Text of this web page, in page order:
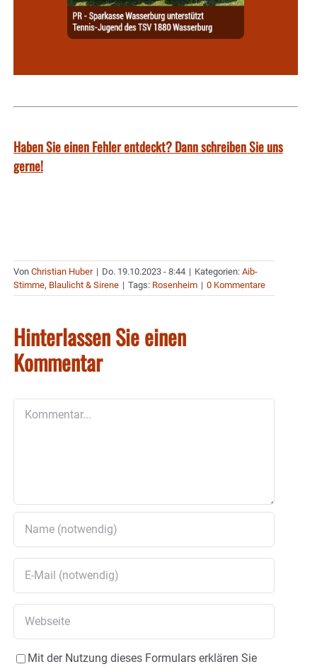
Haben Sie einen Fehler entdeckt? Dann schreiben Sie uns
gerne!
Von Christian Huber | Do. 19.10.2023 - 8:44 | Kategorien: Aib-
Stimme, Blaulicht & Sirene | Tags: Rosenheim | 0 Kommentare
Hinterlassen Sie einen
Kommentar
Mit der Nutzung dieses Formulars erklären Sie